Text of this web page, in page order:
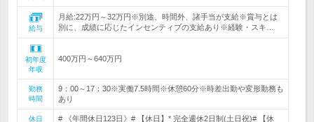
給与
月給:22万円～32万円※別途、時間外、諸手当が支給※賞与とは
別に、成績に応じたインセンティブの支給あり※経験・スキ…
初年度
年収
400万円～640万円
勤務
時間
9：00～17：30※実働7.5時間※休憩60分※時差出勤や変形勤務も
あり
休日
# 《年間休日123日》# 【休日】* 完全週休2日制(土日祝)# 【休